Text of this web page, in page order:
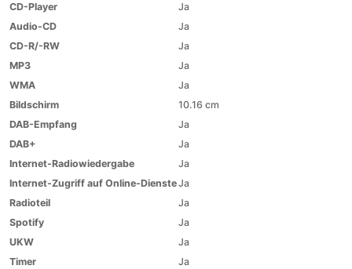
CD-Player
Ja
Audio-CD
Ja
CD-R/-RW
Ja
MP3
Ja
WMA
Ja
Bildschirm
10.16 cm
DAB-Empfang
Ja
DAB+
Ja
Internet-Radiowiedergabe
Ja
Internet-Zugriff auf Online-DiensteJa
Radioteil
Ja
Spotify
Ja
UKW
Ja
Timer
Ja